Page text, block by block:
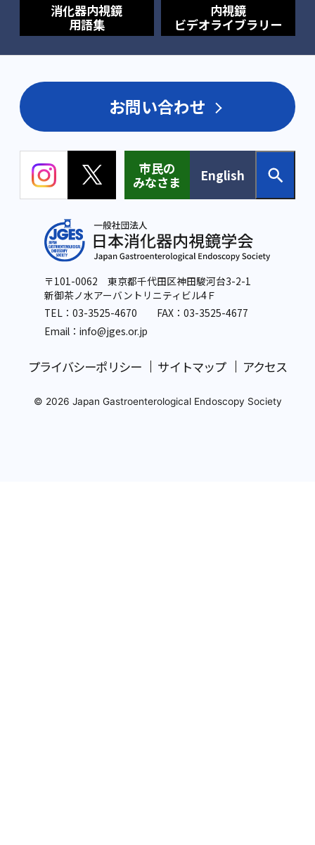
消化器内視鏡
用語集
内視鏡
ビデオライブラリー
お問い合わせ
市民の
みなさま
English
〒101-0062 東京都千代田区神田駿河台3-2-1
新御茶ノ水アーバントリニティビル4Ｆ
TEL：03-3525-4670 FAX：03-3525-4677
Email：info@jges.or.jp
プライバシーポリシー サイトマップ アクセス
© 2026 Japan Gastroenterological Endoscopy Society